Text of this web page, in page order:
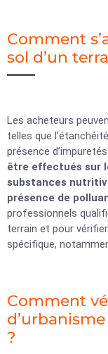
Comment
sol d’un
Les acheteurs
telles que
présence d’impuretés.
être effectués sur
substances
présence de
professionnels
terrain et pour
spécifique,
Comment
?